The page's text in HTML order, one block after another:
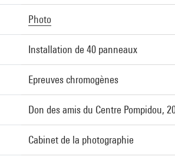
Photo
Installation de 40 panneaux
Epreuves chromogènes
Don des amis du Centre Pompidou,
Cabinet de la photographie